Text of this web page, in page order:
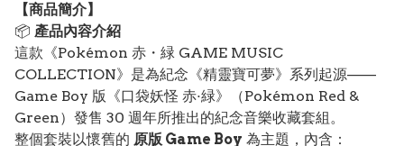
【商品簡介】
📦 產品內容介紹
這款《Pokémon 赤・緑 GAME MUSIC
COLLECTION》是為紀念《精靈寶可夢》系列起源——
Game Boy 版《口袋妖怪 赤·緑》（Pokémon Red &
Green）發售 30 週年所推出的紀念音樂收藏套組。
整個套裝以懷舊的 原版 Game Boy 為主題，內含：